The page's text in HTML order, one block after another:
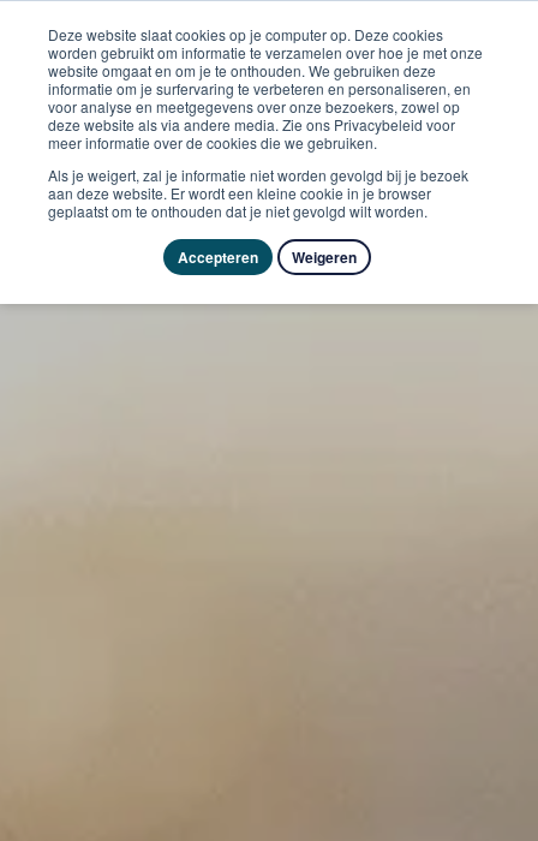
Deze website slaat cookies op je computer op. Deze cookies
worden gebruikt om informatie te verzamelen over hoe je met onze
website omgaat en om je te onthouden. We gebruiken deze
informatie om je surfervaring te verbeteren en personaliseren, en
voor analyse en meetgegevens over onze bezoekers, zowel op
deze website als via andere media. Zie ons Privacybeleid voor
meer informatie over de cookies die we gebruiken.
Als je weigert, zal je informatie niet worden gevolgd bij je bezoek
aan deze website. Er wordt een kleine cookie in je browser
geplaatst om te onthouden dat je niet gevolgd wilt worden.
Accepteren Weigeren